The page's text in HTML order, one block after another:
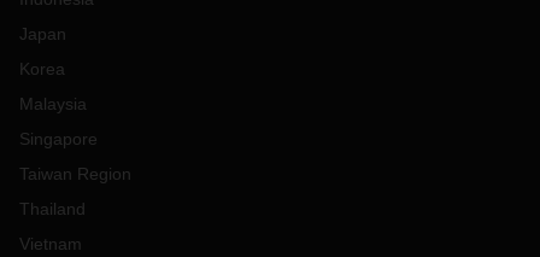
Japan
Korea
Malaysia
Singapore
Taiwan Region
Thailand
Vietnam